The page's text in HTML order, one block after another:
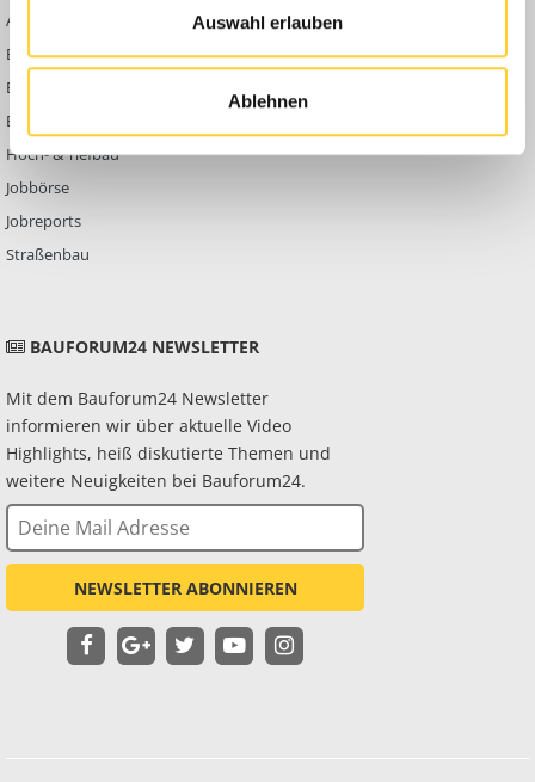
Auswahl erlauben
Ablehnen
Ausbildung & Beruf
Bau Allgemein
Baumaschinen
Berg- & Tagebau
Hoch- & Tiefbau
Jobbörse
Jobreports
Straßenbau
Bauforum24
Datenschutzerklärung
BAUFORUM24 NEWSLETTER
Mit dem Bauforum24 Newsletter
informieren wir über aktuelle Video
Highlights, heiß diskutierte Themen und
weitere Neuigkeiten bei Bauforum24.
NEWSLETTER ABONNIEREN